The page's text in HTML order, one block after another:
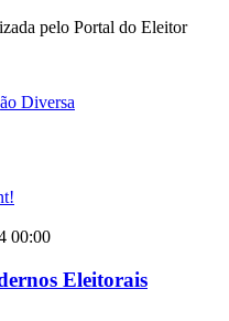
pelo Portal do Eleitor
Diversa
00:00
Eleitorais